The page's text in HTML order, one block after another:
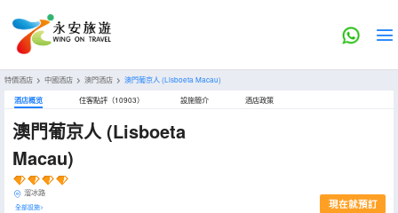
特價酒店 > 中國酒店 > 澳門酒店 > 澳門葡京人 (Lisboeta Macau)
酒店概览 住客點評（10903） 設施簡介 酒店政策
澳門葡京人 (Lisboeta
Macau)
溜冰路
全部設施> 現在就預訂